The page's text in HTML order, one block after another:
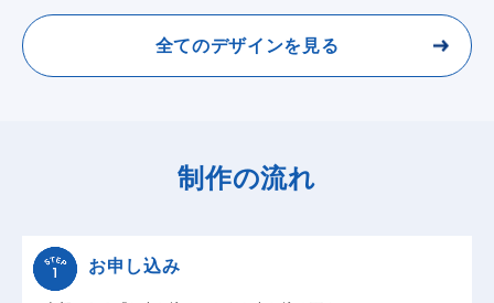
全てのデザインを見る
制作の流れ
お申し込み